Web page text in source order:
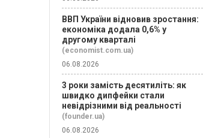
ВВП України відновив зростання:
економіка додала 0,6% у
другому кварталі
(economist.com.ua)
06.08.2026
3 роки замість десятиліть: як
швидко дипфейки стали
невідрізними від реальності
(founder.ua)
06.08.2026